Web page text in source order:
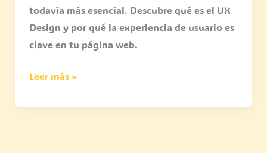
todavía más esencial. Descubre qué es el UX
Design y por qué la experiencia de usuario es
clave en tu página web.
Leer más »